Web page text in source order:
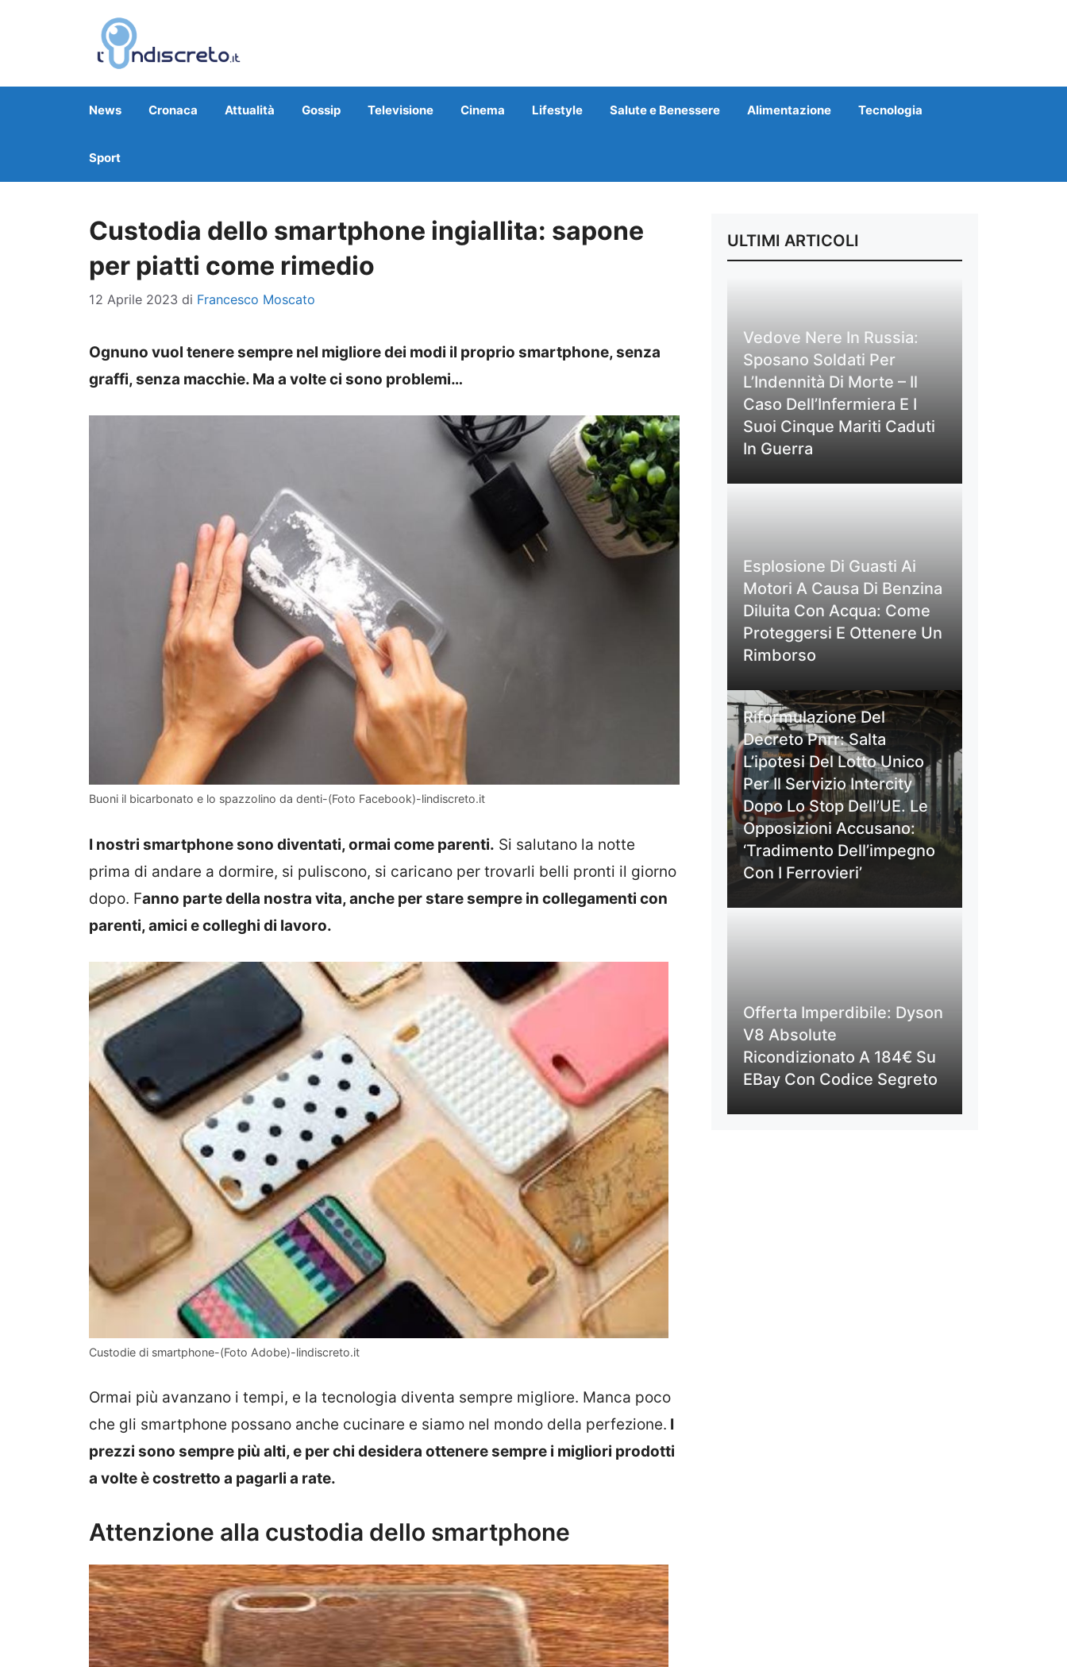
News Cronaca Attualità Gossip Televisione Cinema Lifestyle Salute e Benessere Alimentazione Tecnologia
Sport
Custodia dello smartphone ingiallita: sapone
per piatti come rimedio
12 Aprile 2023 di Francesco Moscato
Ognuno vuol tenere sempre nel migliore dei modi il proprio smartphone, senza
graffi, senza macchie. Ma a volte ci sono problemi…
Buoni il bicarbonato e lo spazzolino da denti-(Foto Facebook)-lindiscreto.it
I nostri smartphone sono diventati, ormai come parenti. Si salutano la notte
prima di andare a dormire, si puliscono, si caricano per trovarli belli pronti il giorno
dopo. Fanno parte della nostra vita, anche per stare sempre in collegamenti con
parenti, amici e colleghi di lavoro.
Custodie di smartphone-(Foto Adobe)-lindiscreto.it
Ormai più avanzano i tempi, e la tecnologia diventa sempre migliore. Manca poco
che gli smartphone possano anche cucinare e siamo nel mondo della perfezione. I
prezzi sono sempre più alti, e per chi desidera ottenere sempre i migliori prodotti
a volte è costretto a pagarli a rate.
Attenzione alla custodia dello smartphone
ULTIMI ARTICOLI
Vedove Nere In Russia:
Sposano Soldati Per
L’Indennità Di Morte – Il
Caso Dell’Infermiera E I
Suoi Cinque Mariti Caduti
In Guerra
Esplosione Di Guasti Ai
Motori A Causa Di Benzina
Diluita Con Acqua: Come
Proteggersi E Ottenere Un
Rimborso
Riformulazione Del
Decreto Pnrr: Salta
L’ipotesi Del Lotto Unico
Per Il Servizio Intercity
Dopo Lo Stop Dell’UE. Le
Opposizioni Accusano:
‘Tradimento Dell’impegno
Con I Ferrovieri’
Offerta Imperdibile: Dyson
V8 Absolute
Ricondizionato A 184€ Su
EBay Con Codice Segreto